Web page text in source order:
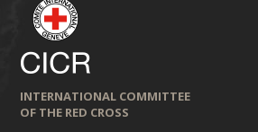
INTERNATIONAL COMMITTEE
OF THE RED CROSS